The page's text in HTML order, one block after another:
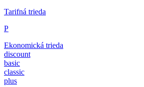
Tarifná trieda
P
Ekonomická trieda
discount
basic
classic
plus